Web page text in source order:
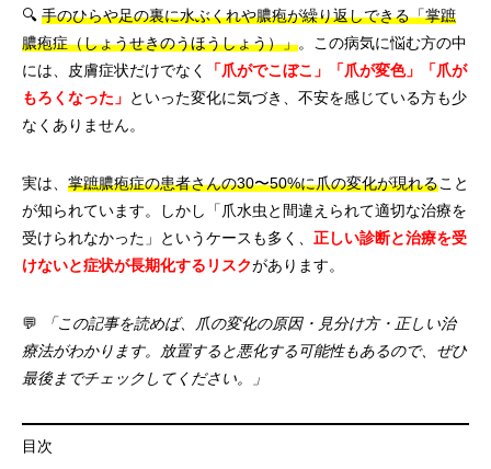
🔍 手のひらや足の裏に水ぶくれや膿疱が繰り返しできる「掌蹠
膿疱症（しょうせきのうほうしょう）」。この病気に悩む方の中
には、皮膚症状だけでなく
「爪がでこぼこ」「爪が変色」「爪が
もろくなった」 といった変化に気づき、不安を感じている方も少
なくありません。
実は、 掌蹠膿疱症の患者さんの30〜50%に爪の変化が現れること
が知られています。しかし「爪水虫と間違えられて適切な治療を
受けられなかった」というケースも多く、 正しい診断と治療を受
けないと症状が長期化するリスクがあります。
💬
「この記事を読めば、爪の変化の原因・見分け方・正しい治
療法がわかります。放置すると悪化する可能性もあるので、ぜひ
最後までチェックしてください。」
目次